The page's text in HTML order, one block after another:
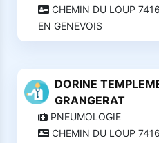
CHEMIN DU LOUP
EN GENEVOIS
DORINE
GRANGERAT
PNEUMOLOGIE
CHEMIN DU LOUP